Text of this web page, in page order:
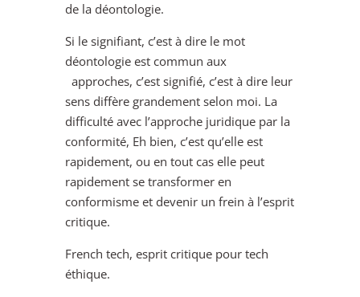
de la déontologie.
Si le signifiant, c’est à dire le mot
déontologie est commun aux
approches, c’est signifié, c’est à dire leur
sens diffère grandement selon moi. La
difficulté avec l’approche juridique par la
conformité, Eh bien, c’est qu’elle est
rapidement, ou en tout cas elle peut
rapidement se transformer en
conformisme et devenir un frein à l’esprit
critique.
French tech, esprit critique pour tech
éthique.